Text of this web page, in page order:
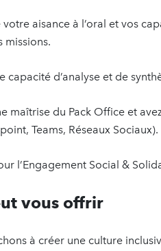
aisance à l’oral et vos
missions.
capacité d’analyse et de
maîtrise du Pack Office et
Teams, Réseaux Sociaux).
l’Engagement Social &
vous offrir
à créer une culture